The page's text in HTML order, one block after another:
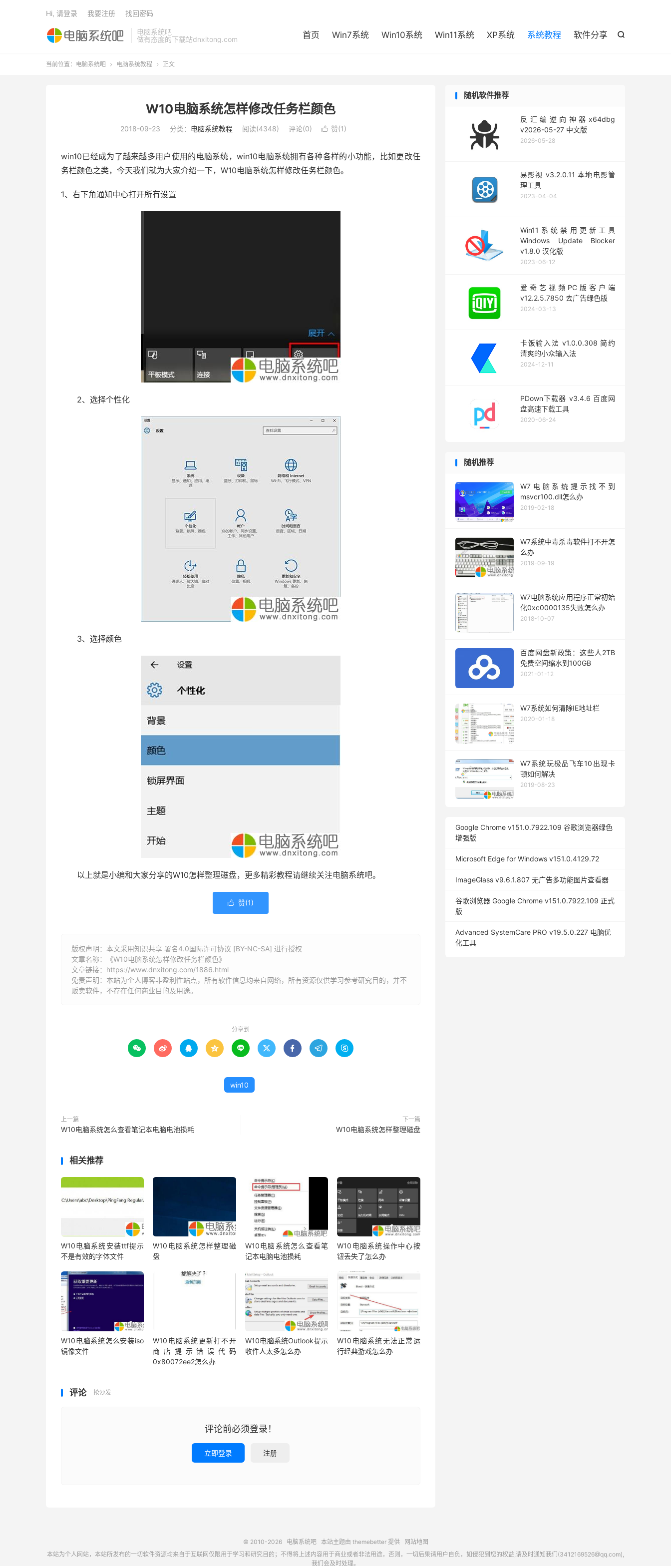
电脑系统吧
做有态度的下载站dnxitong.com

首页 Win7系统 Win10系统 Win11系统 XP系统 系统教程 软件分享
Hi, 请登录 我要注册 找回密码
当前位置： 电脑系统吧  电脑系统教程  正文
W10电脑系统怎样修改任务栏颜色
2018-09-23 分类： 电脑系统教程 阅读(4348) 评论(0)  赞(1)
win10已经成为了越来越多用户使用的电脑系统，win10电脑系统拥有各种各样的小功能，比如更改任
务栏颜色之类，今天我们就为大家介绍一下，W10电脑系统怎样修改任务栏颜色。
1、右下角通知中心打开所有设置
2、选择个性化
3、选择颜色
以上就是小编和大家分享的W10怎样整理磁盘，更多精彩教程请继续关注电脑系统吧。
 赞(1)
版权声明：本文采用知识共享 署名4.0国际许可协议 [BY-NC-SA] 进行授权
文章名称：《W10电脑系统怎样修改任务栏颜色》
文章链接： https://www.dnxitong.com/1886.html
免责声明：本站为个人博客非盈利性站点，所有软件信息均来自网络，所有资源仅供学习参考研究目的，并不
贩卖软件，不存在任何商业目的及用途。
分享到
        
win10
上一篇
W10电脑系统怎么查看笔记本电脑电池损耗
下一篇
W10电脑系统怎样整理磁盘
相关推荐
W10电脑系统安装ttf提示
不是有效的字体文件
W10电脑系统怎样整理磁
盘
W10电脑系统怎么查看笔
记本电脑电池损耗
W10电脑系统操作中心按
钮丢失了怎么办
W10电脑系统怎么安装iso
镜像文件
W10电脑系统更新打不开
商店提示错误代码
0x80072ee2怎么办
W10电脑系统Outlook提示
收件人太多怎么办
W10电脑系统无法正常运
行经典游戏怎么办
评论 抢沙发
评论前必须登录！
立即登录 注册
随机软件推荐
反汇编逆向神器x64dbg
v2026-05-27 中文版
2026-05-28
易影视 v3.2.0.11 本地电影管
理工具
2023-04-04
Win11系统禁用更新工具
Windows Update Blocker
v1.8.0 汉化版
2023-06-12
爱奇艺视频PC版客户端
v12.2.5.7850 去广告绿色版
2024-03-13
卡饭输入法 v1.0.0.308 简约
清爽的小众输入法
2024-12-11
PDown下载器 v3.4.6 百度网
盘高速下载工具
2020-06-24
随机推荐
W7电脑系统提示找不到
msvcr100.dll怎么办
2019-02-18
W7系统中毒杀毒软件打不开怎
么办
2019-09-19
W7电脑系统应用程序正常初始
化0xc0000135失败怎么办
2018-10-07
百度网盘新政策：这些人2TB
免费空间缩水到100GB
2021-01-12
W7系统如何清除IE地址栏
2020-01-18
W7系统玩极品飞车10出现卡
顿如何解决
2019-08-23
Google Chrome v151.0.7922.109 谷歌浏览器绿色
增强版
Microsoft Edge for Windows v151.0.4129.72
ImageGlass v9.6.1.807 无广告多功能图片查看器
谷歌浏览器 Google Chrome v151.0.7922.109 正式
版
Advanced SystemCare PRO v19.5.0.227 电脑优
化工具
© 2010-2026 电脑系统吧本站主题由 themebetter提供
网站地图
本站为个人网站，本站所发布的一切软件资源均来自于互联网仅限用于学习和研究目的；不得将上述内容用于商业或者非法用途，否则，一切后果请用户自负，如侵犯到您的权益,请及时通知我们(3412169526@qq.com),
我们会及时处理。